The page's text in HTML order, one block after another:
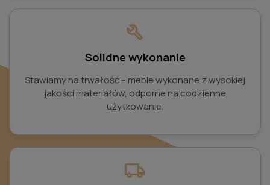
build
Solidne wykonanie
Stawiamy na trwałość – meble wykonane z wysokiej
jakości materiałów, odporne na codzienne
użytkowanie.
local_shipping